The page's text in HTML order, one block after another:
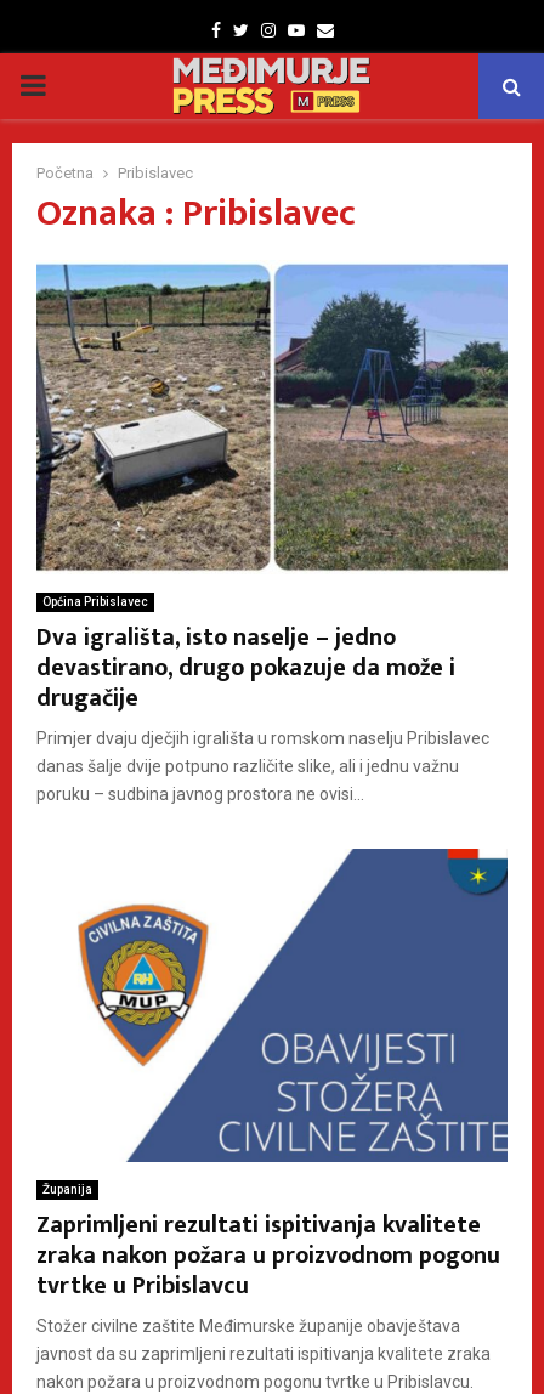
Facebook
TwitterInstagram
Youtube
Email
PRIMARY
MENU
Početna Pribislavec
Oznaka : Pribislavec
Općina Pribislavec
Dva igrališta, isto naselje – jedno
devastirano, drugo pokazuje da može i
drugačije
Primjer dvaju dječjih igrališta u romskom naselju Pribislavec
danas šalje dvije potpuno različite slike, ali i jednu važnu
poruku – sudbina javnog prostora ne ovisi...
Županija
Zaprimljeni rezultati ispitivanja kvalitete
zraka nakon požara u proizvodnom pogonu
tvrtke u Pribislavcu
Stožer civilne zaštite Međimurske županije obavještava
javnost da su zaprimljeni rezultati ispitivanja kvalitete zraka
nakon požara u proizvodnom pogonu tvrtke u Pribislavcu.